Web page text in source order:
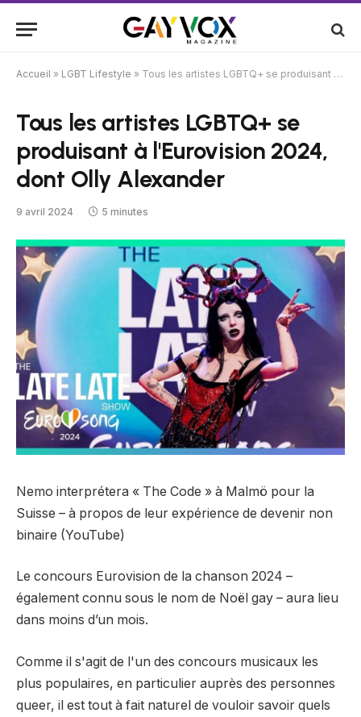
Accueil » LGBT Lifestyle » Tous les artistes LGBTQ+ se produisant à l'Eurovision 2024, dont Olly Alexander
Tous les artistes LGBTQ+ se
produisant à l'Eurovision 2024,
dont Olly Alexander
9 avril 2024 5 minutes
Nemo interprétera « The Code » à Malmö pour la
Suisse – à propos de leur expérience de devenir non
binaire (YouTube)
Le concours Eurovision de la chanson 2024 –
également connu sous le nom de Noël gay – aura lieu
dans moins d’un mois.
Comme il s'agit de l'un des concours musicaux les
plus populaires, en particulier auprès des personnes
queer, il est tout à fait naturel de vouloir savoir quels